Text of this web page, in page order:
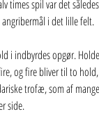
times spil var det
i det lille felt.
i indbyrdes opgør.
og fire bliver til to
trofæ, som af
side.